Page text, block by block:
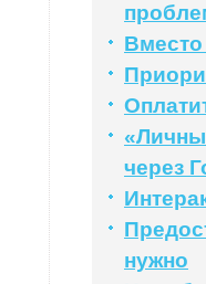
через
нужно